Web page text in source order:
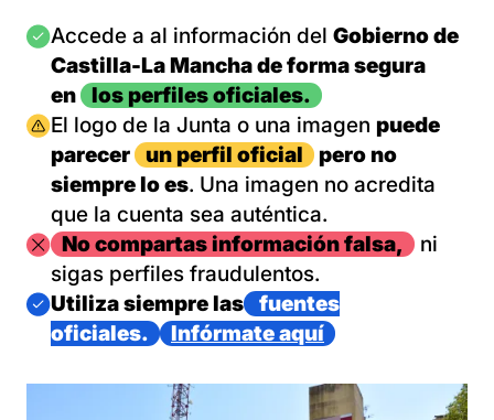
Imagen
Accede a al información del Gobierno de
Castilla-La Mancha de forma segura
en
los perfiles oficiales.
Imagen
El logo de la Junta o una imagen puede
parecer
un perfil oficial
pero no
siempre lo es. Una imagen no acredita
que la cuenta sea auténtica.
ImagenNo compartas información falsa,
ni
sigas perfiles fraudulentos.
Imagen
Utiliza siempre las
fuentes
oficiales.
Infórmate aquí